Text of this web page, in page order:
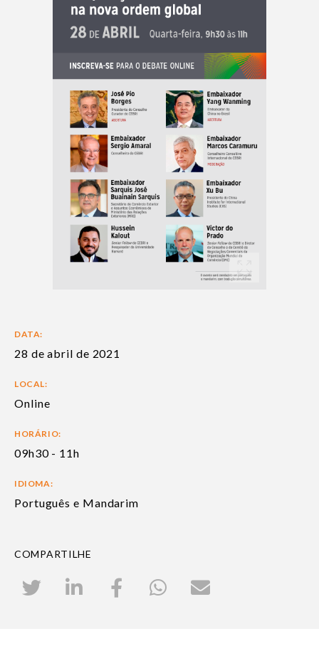
DATA:
28 de abril de 2021
LOCAL:
Online
HORÁRIO:
09h30 - 11h
IDIOMA:
Português e Mandarim
COMPARTILHE